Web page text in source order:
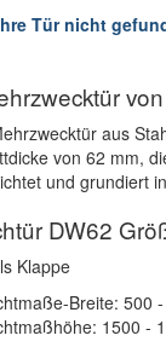
Tür nicht
aus
von 62 mm,
und grundiert
DW62
Klappe
Breite: 500
1500 -